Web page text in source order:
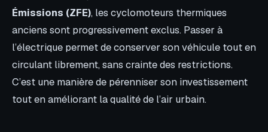
Émissions (ZFE), les cyclomoteurs thermiques
anciens sont progressivement exclus. Passer à
l’électrique permet de conserver son véhicule tout en
circulant librement, sans crainte des restrictions.
C’est une manière de pérenniser son investissement
tout en améliorant la qualité de l’air urbain.